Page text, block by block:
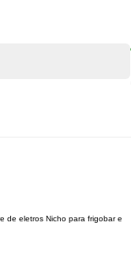
de eletros Nicho para frigobar e